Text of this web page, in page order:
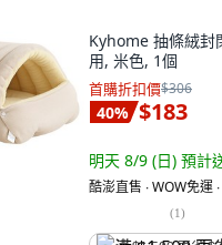
Kyhome 抽條絨封
用, 米色, 1個
首購折扣價$306
40% $183
明天 8/9 (日) 預計
酷澎直售 ∙ WOW免運
(1)